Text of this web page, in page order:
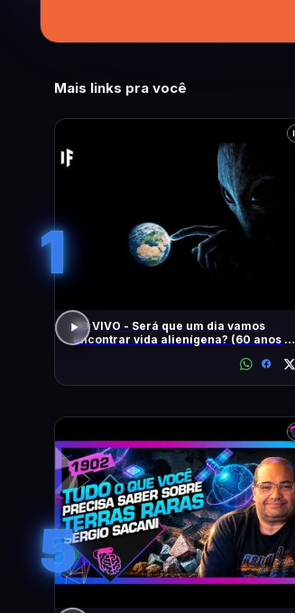
Mais links pra você
1
AO VIVO - Será que um dia vamos
encontrar vida alienígena? (60 anos de
5